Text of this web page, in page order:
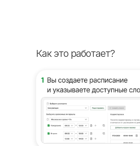
Как это работает?